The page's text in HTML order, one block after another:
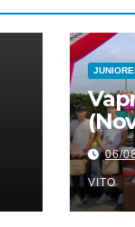
06/
VITO